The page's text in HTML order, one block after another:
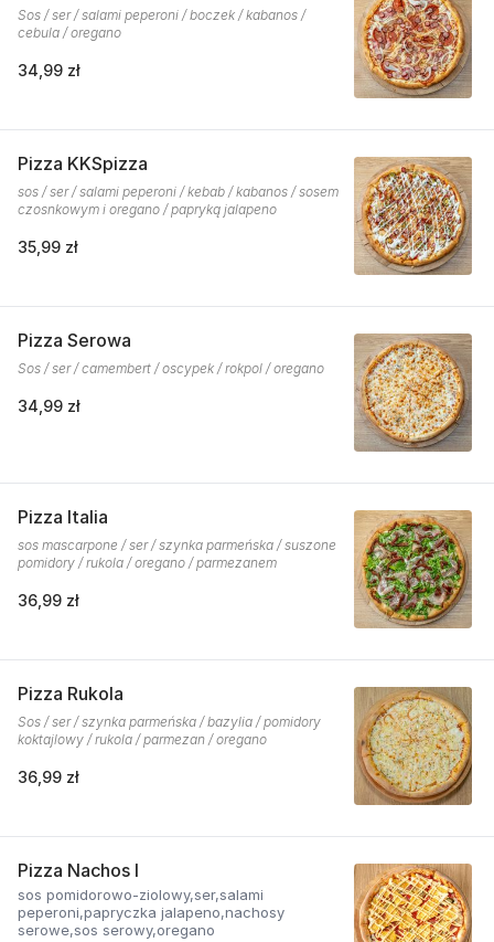
Sos / ser / salami peperoni / boczek / kabanos /
cebula / oregano
34,99 zł
Pizza KKSpizza
sos / ser / salami peperoni / kebab / kabanos / sosem
czosnkowym i oregano / papryką jalapeno
35,99 zł
Pizza Serowa
Sos / ser / camembert / oscypek / rokpol / oregano
34,99 zł
Pizza Italia
sos mascarpone / ser / szynka parmeńska / suszone
pomidory / rukola / oregano / parmezanem
36,99 zł
Pizza Rukola
Sos / ser / szynka parmeńska / bazylia / pomidory
koktajlowy / rukola / parmezan / oregano
36,99 zł
Pizza Nachos I
sos pomidorowo-ziolowy,ser,salami
peperoni,papryczka jalapeno,nachosy
serowe,sos serowy,oregano